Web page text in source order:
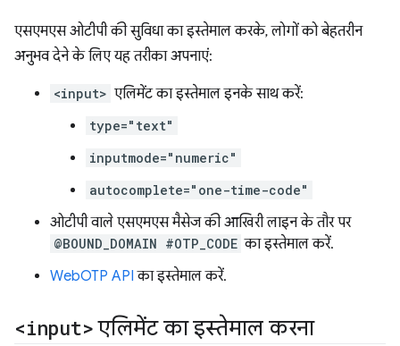
एसएमएस ओटीपी की सुविधा का इस्तेमाल करके, लोगों को बेहतरीन
अनुभव देने के लिए यह तरीका अपनाएं:
<input> एलिमेंट का इस्तेमाल इनके साथ करें:
type="text"
inputmode="numeric"
autocomplete="one-time-code"
ओटीपी वाले एसएमएस मैसेज की आखिरी लाइन के तौर पर
@BOUND_DOMAIN #OTP_CODE का इस्तेमाल करें.
WebOTP API का इस्तेमाल करें.
<input>एलिमेंट का इस्तेमाल करना